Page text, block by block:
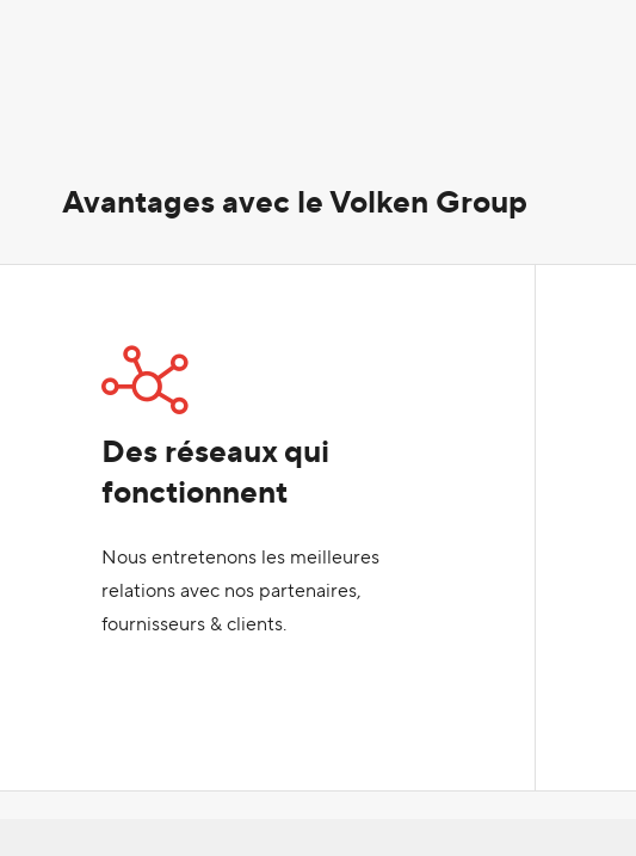
Avantages avec le Volken Group
Des réseaux qui
fonctionnent
Nous entretenons les meilleures
relations avec nos partenaires,
fournisseurs & clients.